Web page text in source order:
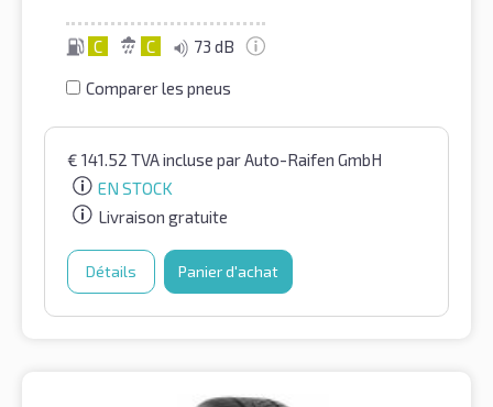
C C 73 dB
Comparer les pneus
€ 141.52 TVA incluse par Auto-Raifen GmbH
EN STOCK
Livraison gratuite
Détails Panier d'achat